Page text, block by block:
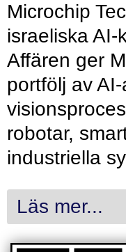
Microchip
israeliska AI-
Affären ger
portfölj av
robotar,
industriella
Läs mer...